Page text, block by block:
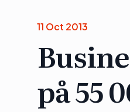
11 Oct 2013
på 55